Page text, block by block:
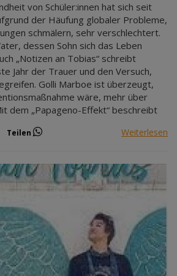
von Schüler:innen hat sich seit
der Häufung globaler Probleme,
schmälern, sehr verschlechtert.
dessen Sohn sich das Leben
„Notizen an Tobias“ schreibt
Jahr der Trauer und den Versuch,
Golli Marboe ist überzeugt,
wäre, mehr über
dem „Papageno-Effekt“ beschreibt
Teilen Weiterlesen